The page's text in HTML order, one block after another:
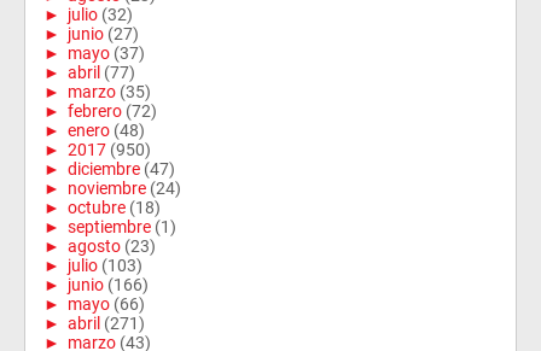
► julio (32)
► junio (27)
► mayo (37)
► abril (77)
► marzo (35)
► febrero (72)
► enero (48)
► 2017 (950)
► diciembre (47)
► noviembre (24)
► octubre (18)
► septiembre (1)
► agosto (23)
► julio (103)
► junio (166)
► mayo (66)
► abril (271)
► marzo (43)